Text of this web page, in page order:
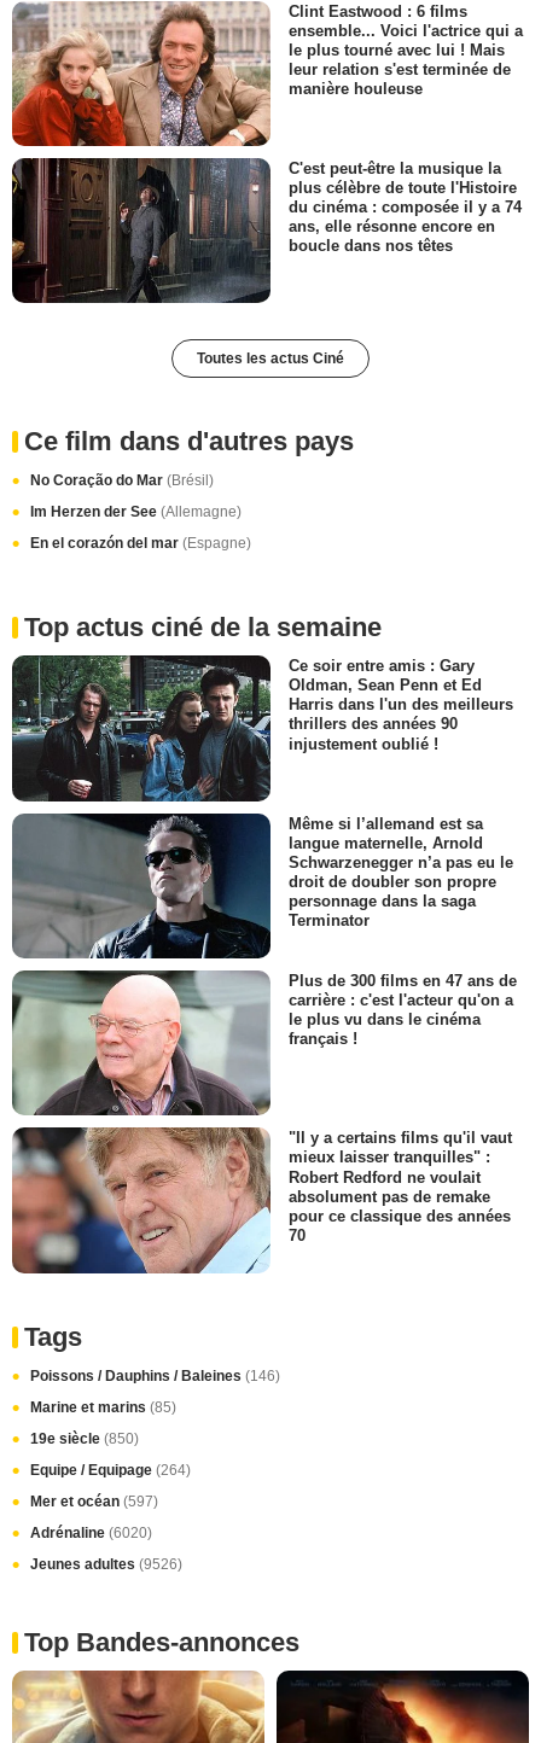
Clint Eastwood : 6 films
ensemble... Voici l'actrice qui a
le plus tourné avec lui ! Mais
leur relation s'est terminée de
manière houleuse
C'est peut-être la musique la
plus célèbre de toute l'Histoire
du cinéma : composée il y a 74
ans, elle résonne encore en
boucle dans nos têtes
Toutes les actus Ciné
Ce film dans d'autres pays
No Coração do Mar (Brésil)
Im Herzen der See (Allemagne)
En el corazón del mar (Espagne)
Top actus ciné de la semaine
Ce soir entre amis : Gary
Oldman, Sean Penn et Ed
Harris dans l'un des meilleurs
thrillers des années 90
injustement oublié !
Même si l’allemand est sa
langue maternelle, Arnold
Schwarzenegger n’a pas eu le
droit de doubler son propre
personnage dans la saga
Terminator
Plus de 300 films en 47 ans de
carrière : c'est l'acteur qu'on a
le plus vu dans le cinéma
français !
"Il y a certains films qu'il vaut
mieux laisser tranquilles" :
Robert Redford ne voulait
absolument pas de remake
pour ce classique des années
70
Tags
Poissons / Dauphins / Baleines (146)
Marine et marins (85)
19e siècle (850)
Equipe / Equipage (264)
Mer et océan (597)
Adrénaline (6020)
Jeunes adultes (9526)
Top Bandes-annonces